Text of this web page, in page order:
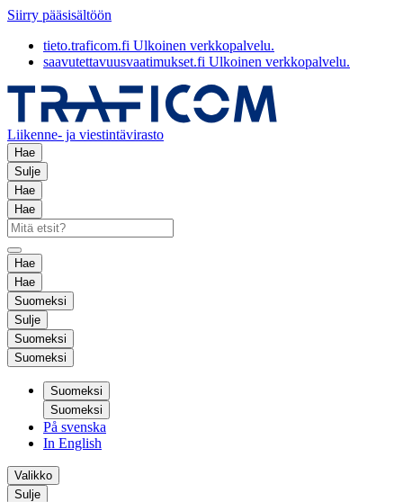
Siirry pääsisältöön
tieto.traficom.fi Ulkoinen verkkopalvelu.
saavutettavuusvaatimukset.fi Ulkoinen verkkopalvelu.
Liikenne- ja viestintävirasto
Hae
Sulje
Hae
Hae
Hae
Hae
Suomeksi
Sulje
Suomeksi
Suomeksi
Suomeksi
Suomeksi
På svenska
In English
Valikko
Sulje